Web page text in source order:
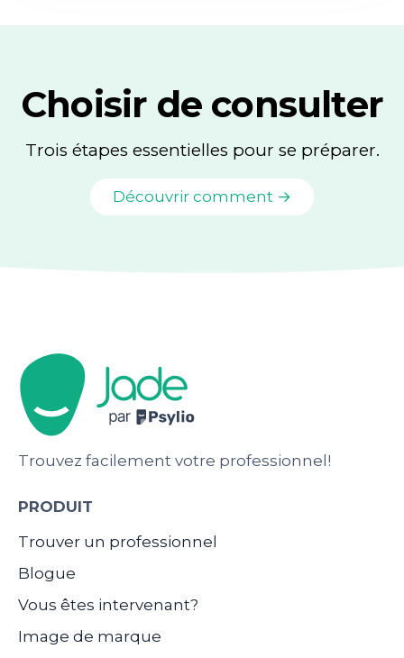
Choisir de consulter
Trois étapes essentielles pour se préparer.
Découvrir comment →
Trouvez facilement votre professionnel!
PRODUIT
Trouver un professionnel
Blogue
Vous êtes intervenant?
Image de marque